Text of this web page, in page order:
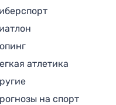
атлетика
на спорт